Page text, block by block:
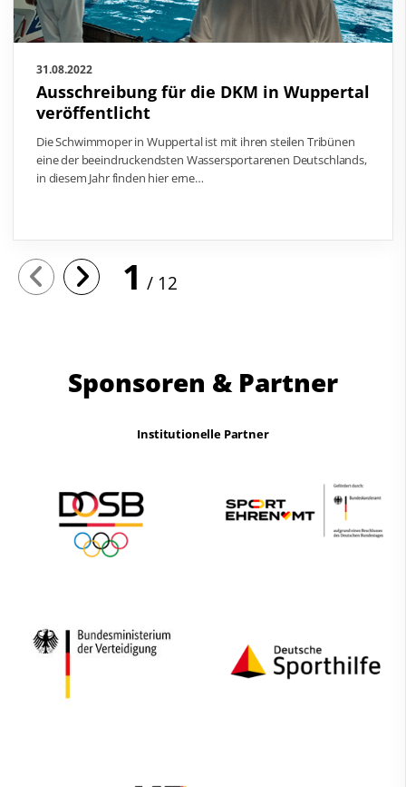
31.08.2022
Ausschreibung für die DKM in Wuppertal
veröffentlicht
Die Schwimmoper in Wuppertal ist mit ihren steilen Tribünen
eine der beeindruckendsten Wassersportarenen Deutschlands,
in diesem Jahr finden hier erne…
1 12
Sponsoren & Partner
Institutionelle Partner